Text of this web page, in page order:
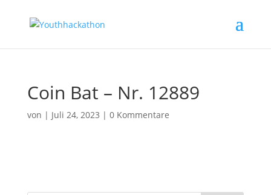
Coin Bat – Nr. 12889
von | Juli 24, 2023 | 0 Kommentare